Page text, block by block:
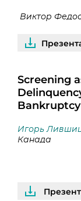
Виктор
Screening
Bankruptcy
Игорь
Канада